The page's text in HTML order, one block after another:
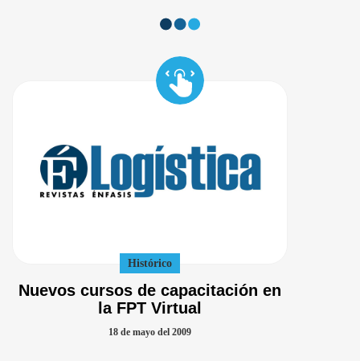
Histórico
Nuevos cursos de capacitación en
la FPT Virtual
18 de mayo del 2009